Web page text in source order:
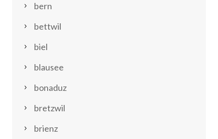
bern
bettwil
biel
blausee
bonaduz
bretzwil
brienz